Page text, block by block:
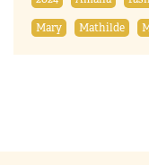
Mary
Mathilde